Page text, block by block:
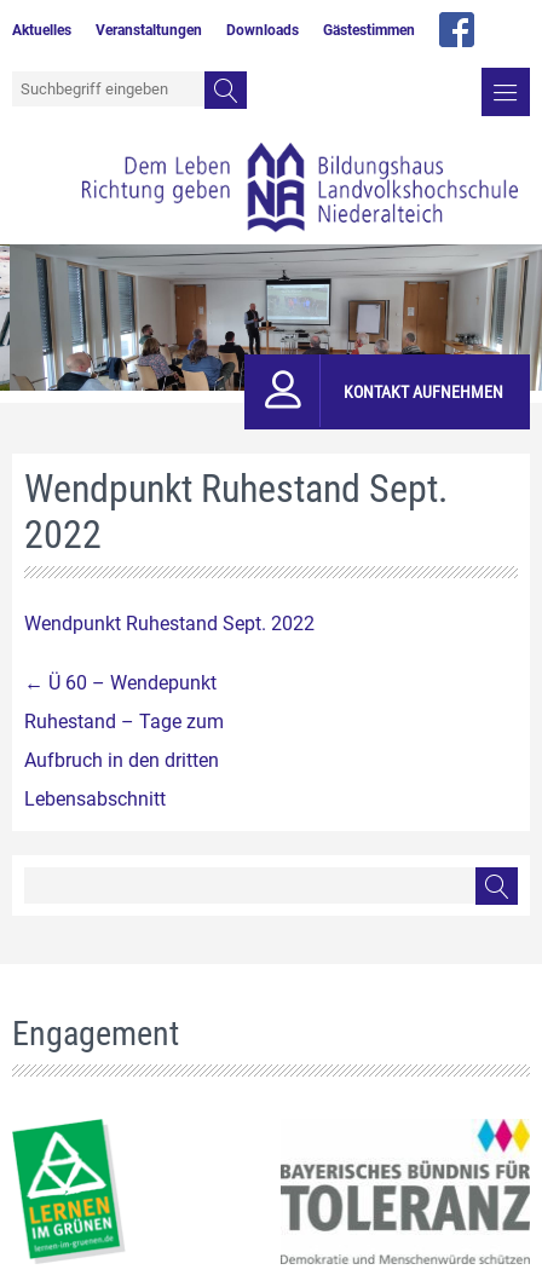
Aktuelles Veranstaltungen Downloads Gästestimmen
KONTAKT AUFNEHMEN
Wendpunkt Ruhestand Sept.
2022
Wendpunkt Ruhestand Sept. 2022
Beitragsnavigation
← Ü 60 – Wendepunkt
Ruhestand – Tage zum
Aufbruch in den dritten
Lebensabschnitt
Engagement